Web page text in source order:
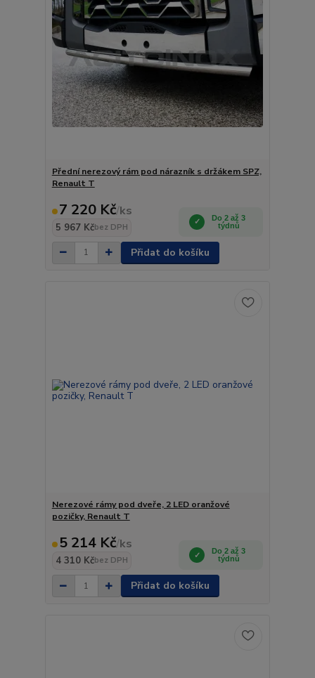
Přední nerezový rám pod nárazník s držákem SPZ,
Renault T
7 220 Kč/ks
5 967 Kčbez DPH
Do 2 až 3
týdnů
Přidat do košíku
Nerezové rámy pod dveře, 2 LED oranžové
pozičky, Renault T
5 214 Kč/ks
4 310 Kčbez DPH
Do 2 až 3
týdnů
Přidat do košíku